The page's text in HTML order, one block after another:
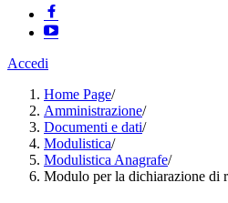
Accedi
Home Page/
Amministrazione/
Documenti e dati/
Modulistica/
Modulistica Anagrafe/
Modulo per la dichiarazione di